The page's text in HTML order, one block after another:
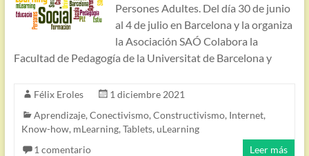
Persones Adultes. Del día 30 de junio
al 4 de julio en Barcelona y la organiza
la Asociación SAÓ Colabora la
Facultad de Pedagogía de la Universitat de Barcelona y
Félix Eroles
1 diciembre 2021
Aprendizaje, Conectivismo, Constructivismo, Internet,
Know-how, mLearning, Tablets, uLearning
1 comentario
Leer más